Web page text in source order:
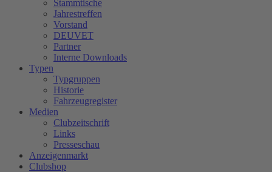
Stammtische
Jahrestreffen
Vorstand
DEUVET
Partner
Interne Downloads
Typen
Typgruppen
Historie
Fahrzeugregister
Medien
Clubzeitschrift
Links
Presseschau
Anzeigenmarkt
Clubshop